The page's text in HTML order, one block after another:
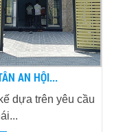
AN HỘI...
dựa trên yêu cầu